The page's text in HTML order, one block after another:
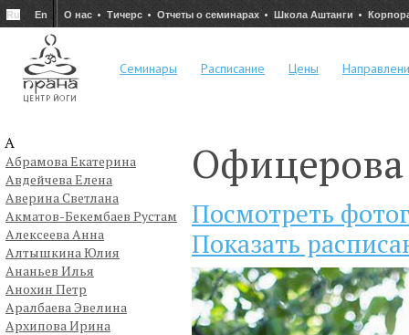
Ru En О нас Тичерс Отчеты о семинарах Школа Аштанги
Семинары Расписание Цены
А
Абрамова Екатерина
Авдейчева Елена
Аверина Светлана
Акматов-Бекембаев Рустам
Алексеева Анна
Алтышкина Юлия
Ананьев Илья
Анохин Петр
Аралбаева Эвелина
Архипова Ирина
Посмотреть
Показать